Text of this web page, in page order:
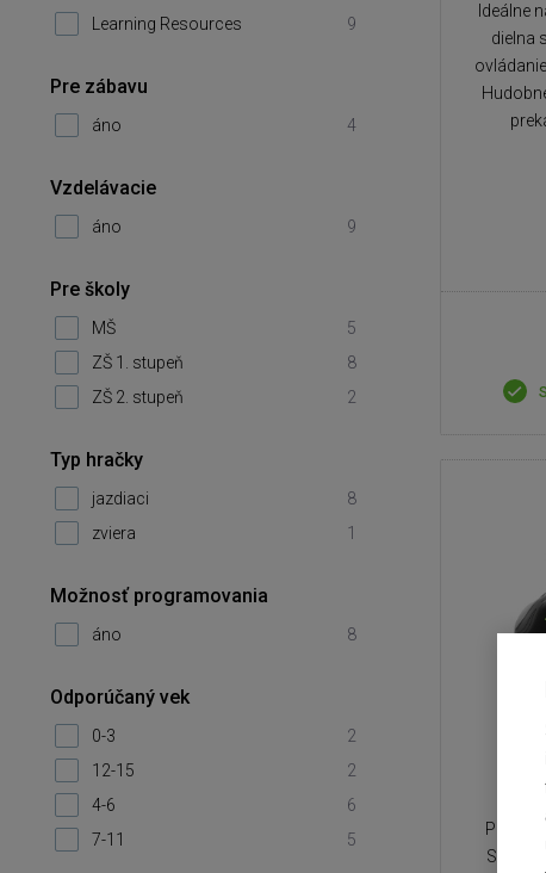
Ideálne
dielna
STEM
Learning Resources 9
Pre zábavu
áno 4
Vzdelávacie
áno 9
Pre školy
MŠ
5
ZŠ 1. stupeň
8
ZŠ 2. stupeň
2
Typ hračky
jazdiaci
8
zviera
1
Možnosť programovania
áno 8
Odporúčaný vek
0-3
2
12-15
2
4-6
6
7-11
5